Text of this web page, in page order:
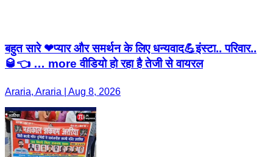
बहुत सारे ❤प्यार और समर्थन के लिए धन्यवाद💪इंस्टा.. परिवार..
🥃👈 … more वीडियो हो रहा है तेजी से वायरल
Araria, Araria | Aug 8, 2026